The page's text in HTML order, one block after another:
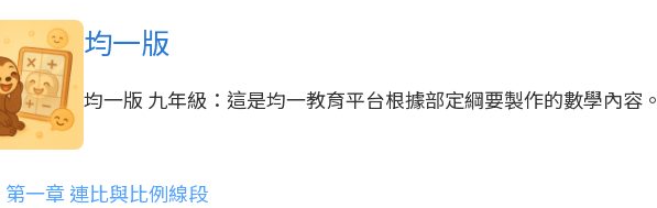
均一版
均一版 九年級：這是均一教育平台根據部定綱要製作的數學內容。
第一章 連比與比例線段